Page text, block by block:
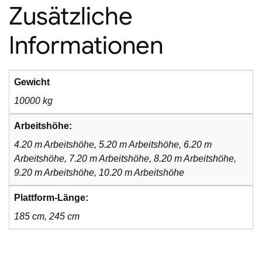
Zusätzliche
Informationen
Gewicht
10000 kg
Arbeitshöhe:
4.20 m Arbeitshöhe, 5.20 m Arbeitshöhe, 6.20 m
Arbeitshöhe, 7.20 m Arbeitshöhe, 8.20 m Arbeitshöhe,
9.20 m Arbeitshöhe, 10.20 m Arbeitshöhe
Plattform-Länge:
185 cm, 245 cm